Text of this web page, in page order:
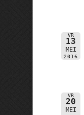
VR
13
MEI
2016
VR
20
MEI